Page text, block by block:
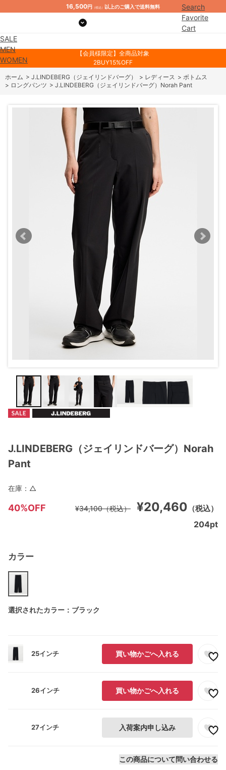
16,500円 （税込） 以上のご購入で送料無料
Search
Favorite
Cart
SALE
MEN
WOMEN
【会員様限定】全商品対象
2BUY15%OFF
ホーム > J.LINDEBERG（ジェイリンドバーグ） > レディース > ボトムス
> ロングパンツ > J.LINDEBERG（ジェイリンドバーグ）Norah Pant
J.LINDEBERG（ジェイリンドバーグ）Norah
Pant
40%OFF ¥20,460 （税込）
¥34,100（税込）
カラー
選択されたカラー：ブラック
25インチ 買い物かごへ入れる
26インチ 買い物かごへ入れる
27インチ 入荷案内申し込み
この商品について問い合わせる
在庫： △
204pt